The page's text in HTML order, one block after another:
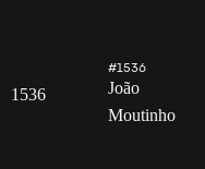
1536
#1536
João
Moutinho